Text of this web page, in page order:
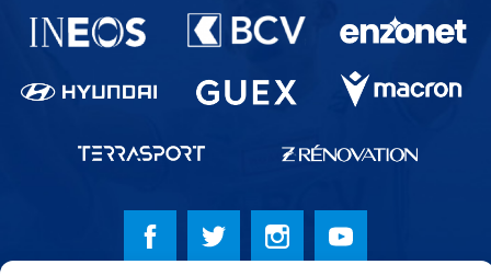
Partenaires du lausanne-Sport